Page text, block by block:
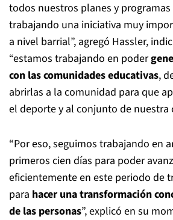
todos nuestros planes y programas
trabajando una iniciativa muy
a nivel barrial”, agregó Hassler,
“estamos trabajando en poder
con las comunidades educativas,
abrirlas a la comunidad para que
el deporte y al conjunto de nuestra
“Por eso, seguimos trabajando en
primeros cien días para poder
eficientemente en este periodo de
para hacer una transformación
de las personas”, explicó en su